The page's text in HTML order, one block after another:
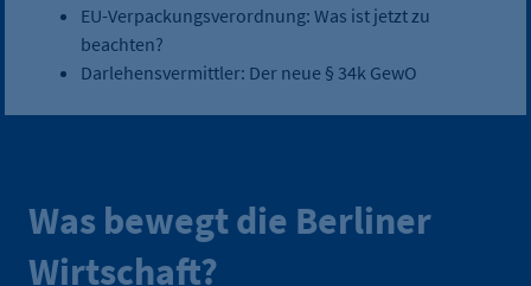
EU-Verpackungsverordnung: Was ist jetzt zu
beachten?
Darlehensvermittler: Der neue § 34k GewO
Was bewegt die Berliner
Wirtschaft?